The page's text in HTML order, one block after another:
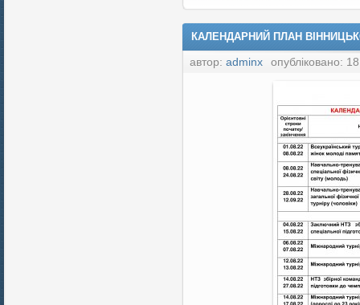
КАЛЕНДАРНИЙ ПЛАН
автор: adminx опубліковано: